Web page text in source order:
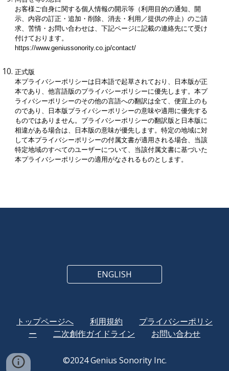
お客様ご自身に関する個人情報の開示等（利用目的の通知、開
示、内容の訂正・追加・削除、消去・利用／提供の停止）のご請
求、苦情・お問い合わせは、下記ページに記載の連絡先にて受け
付けております。
https://www.geniussonority.co.jp/contact/
正式版
本プライバシーポリシーは日本語で起草されており、日本版が正
本であり、他言語版のプライバシーポリシーに優先します。本プ
ライバシーポリシーのその他の言語への翻訳は全て、便宜上のも
のであり、日本版プライバシーポリシーの意味や適用に優先する
ものではありません。プライバシーポリシーの翻訳版と日本版に
相違がある場合は、日本版の意味が優先します。特定の地域に対
して本プライバシーポリシーの付属文書が適用される場合、当該
特定地域のすべてのユーザーについて、当該付属文書に基づいた
本プライバシーポリシーの適用がなされるものとします。
ENGLISH
トップページへ 利用規約
プライバシーポリシ
ー
二次創作ガイドライン お問い合わせ
©2024 Genius Sonority Inc.